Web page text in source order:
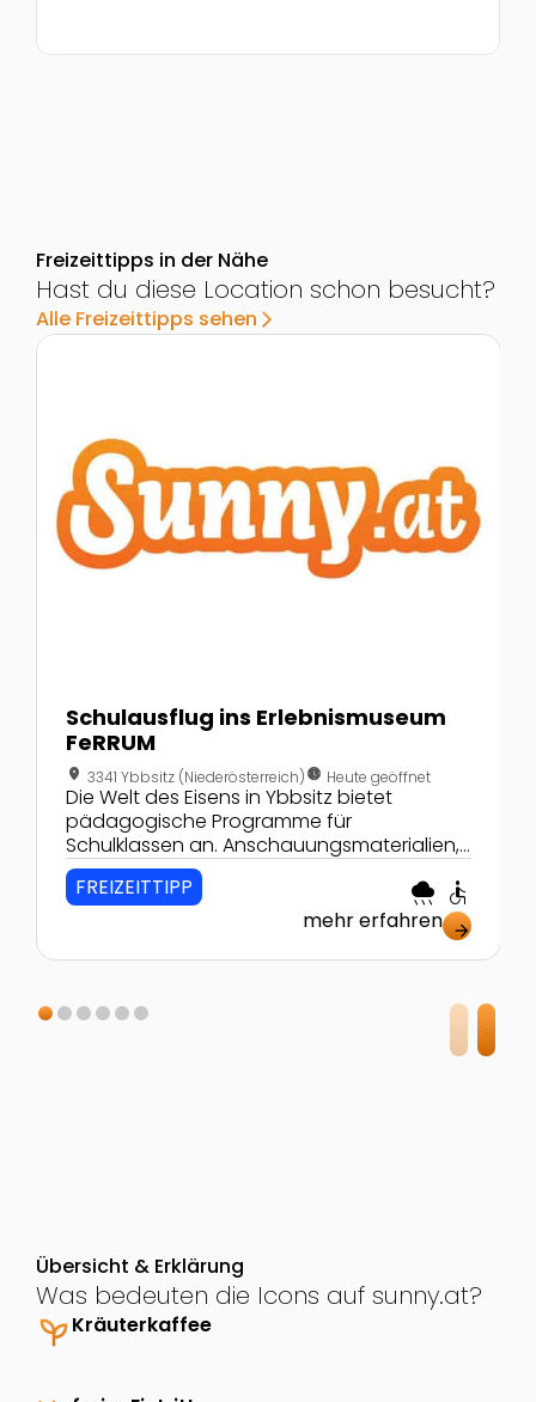
Freizeittipps in der Nähe
Hast du diese Location schon besucht?
Alle Freizeittipps sehen arrow_forward_ios
Zur Detailseite von Schulausflug ins Erlebnismuseum
Schulausflug ins Erlebnismuseum
FeRRUM
location_on 3341 Ybbsitz (Niederösterreich)nest_clock_farsight_analog Heute geöffnet
Die Welt des Eisens in Ybbsitz bietet
pädagogische Programme für
Schulklassen an. Anschauungsmaterialien,
Spiele und Aufträge lockern dabei den
Museumsbesuch auf.
FREIZEITTIPP rainy accessible
mehr erfahren arrow_forward
Übersicht & Erklärung
Was bedeuten die Icons auf sunny.at?
psychiatryKräuterkaffee